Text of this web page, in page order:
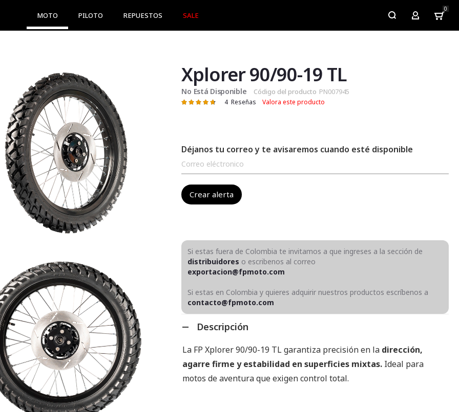
MOTO PILOTO REPUESTOS SALE My Account
0
Xplorer 90/90-19 TL
No Está Disponible Código del producto PN007945
Valoración: 4 Reseñas Valora este producto
Déjanos tu correo y te avisaremos cuando esté disponible
Si estas fuera de Colombia te invitamos a que ingreses a la sección de
distribuidores o escribenos al correo
exportacion@fpmoto.com
Si estas en Colombia y quieres adquirir nuestros productos escríbenos a
contacto@fpmoto.com
Descripción
La FP Xplorer 90/90-19 TL garantiza precisión en la dirección,
agarre firme y estabilidad en superficies mixtas. Ideal para
motos de aventura que exigen control total.